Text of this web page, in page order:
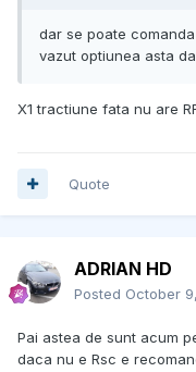
dar se poate
vazut optiunea asta
X1 tractiune fata nu are
Quote
ADRIAN HD
Posted October
Pai astea de sunt acum
daca nu e Rsc e